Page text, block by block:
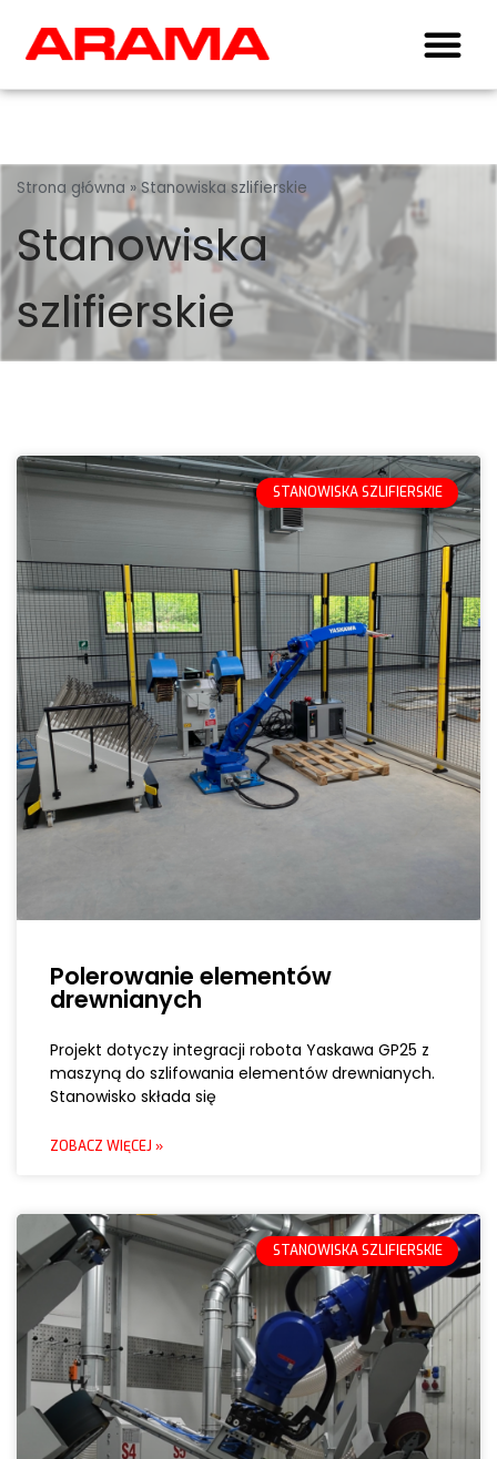
Strona główna » Stanowiska szlifierskie
Stanowiska
szlifierskie
STANOWISKA SZLIFIERSKIE
Polerowanie elementów
drewnianych
Projekt dotyczy integracji robota Yaskawa GP25 z
maszyną do szlifowania elementów drewnianych.
Stanowisko składa się
ZOBACZ WIĘCEJ »
STANOWISKA SZLIFIERSKIE